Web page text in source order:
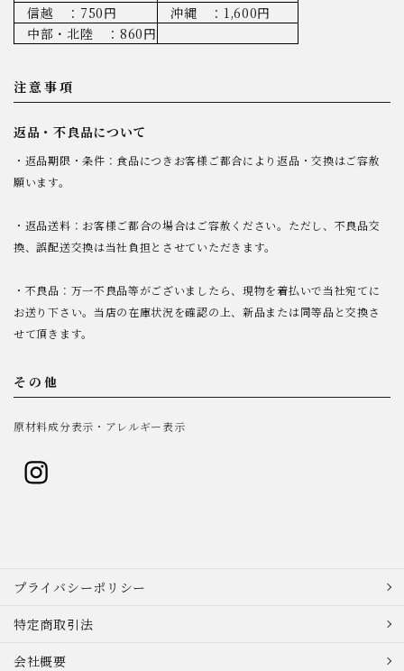
信越 ：750円
沖縄 ：1,600円
中部・北陸 ：860円
注意事項
返品・不良品について
・返品期限・条件：食品につきお客様ご都合により返品・交換はご容赦
願います。
・返品送料：お客様ご都合の場合はご容赦ください。ただし、不良品交
換、誤配送交換は当社負担とさせていただきます。
・不良品：万一不良品等がございましたら、現物を着払いで当社宛てに
お送り下さい。当店の在庫状況を確認の上、新品または同等品と交換さ
せて頂きます。
その他
原材料成分表示・アレルギー表示
プライバシーポリシー
特定商取引法
会社概要